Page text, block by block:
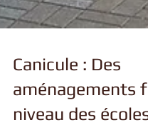
Canicule : Des